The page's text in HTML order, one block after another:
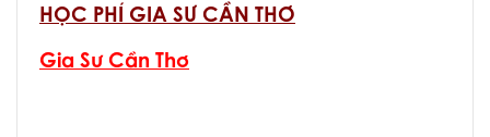
HỌC PHÍ GIA SƯ CẦN THƠ
Gia Sư Cần Thơ